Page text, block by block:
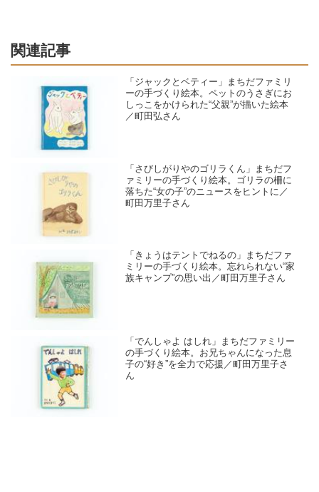
関連記事
「ジャックとベティー」まちだファミリ
ーの手づくり絵本。ペットのうさぎにお
しっこをかけられた“父親”が描いた絵本
／町田弘さん
「さびしがりやのゴリラくん」まちだフ
ァミリーの手づくり絵本。ゴリラの柵に
落ちた“女の子”のニュースをヒントに／
町田万里子さん
「きょうはテントでねるの」まちだファ
ミリーの手づくり絵本。忘れられない“家
族キャンプ”の思い出／町田万里子さん
「でんしゃよ はしれ」まちだファミリー
の手づくり絵本。お兄ちゃんになった息
子の“好き”を全力で応援／町田万里子さ
ん